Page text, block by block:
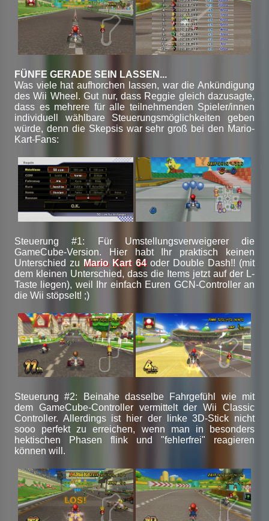
FÜNFE GERADE SEIN LASSEN...
Was viele hat aufhorchen lassen, war die Ankündigung
des Wii Wheel. Gut nur, dass Reggie gleich dazusagte,
dass es mehrere für alle teilnehmenden Spieler/innen
individuell wählbare Steuerungsmöglichkeiten geben
würde, denn die Skepsis war sehr groß bei den Mario-
Kart-Fans:
Steuerung #1: Für Umstellungsverweigerer die
GameCube-Version. Hier habt Ihr praktisch keinen
Unterschied zu Mario Kart 64oder Double Dash!! (mit
dem kleinen Unterschied, dass die Items jetzt auf der L-
Taste liegen), weil Ihr einfach Euren GCN-Controller an
die Wii stöpselt! ;)
Steuerung #2: Beinahe dasselbe Fahrgefühl wie mit
dem GameCube-Controller vermittelt der Wii Classic
Controller. Allerdings ist hier der linke 3D-Stick nicht
sooo perfekt zu erreichen, wenn man in besonders
hektischen Phasen flink und "fehlerfrei" reagieren
können will.